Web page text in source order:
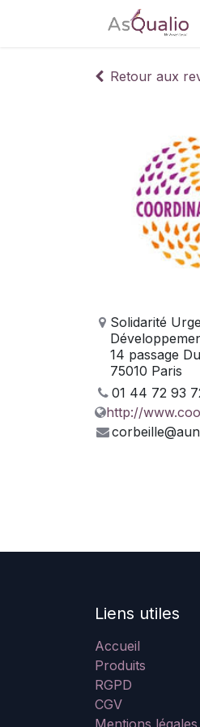
Retour aux
Solidarité
14 passage
75010 Paris
01 44 72 93
http://
Liens utiles
Accueil
Produits
RGPD
CGV
Mentions légales